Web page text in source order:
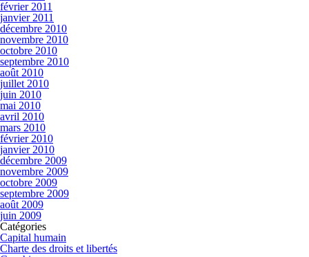
février 2011
janvier 2011
décembre 2010
novembre 2010
octobre 2010
septembre 2010
août 2010
juillet 2010
juin 2010
mai 2010
avril 2010
mars 2010
février 2010
janvier 2010
décembre 2009
novembre 2009
octobre 2009
septembre 2009
août 2009
juin 2009
Catégories
Capital humain
Charte des droits et libertés